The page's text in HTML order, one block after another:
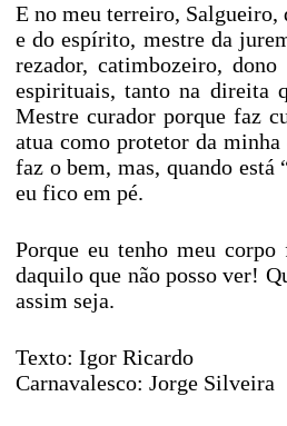
E no meu terreiro, Salgueiro,
e do espírito, mestre da
rezador, catimbozeiro,
espirituais, tanto na direita
Mestre curador porque faz
atua como protetor da
faz o bem, mas, quando
eu fico em pé.
Porque eu tenho meu
daquilo que não posso ver!
assim seja.
Texto: Igor Ricardo
Carnavalesco: Jorge Silveira